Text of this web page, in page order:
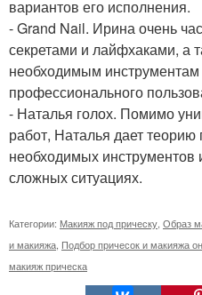
вариантов его исполнения.
- Grand Nail. Ирина очень
секретами и лайфхаками, а
необходимым
профессионального
- Наталья голох. Помимо
работ, Наталья дает
необходимых инструментов
сложных ситуациях.
Категории: Макияж под прическу Образ
и макияжа Подбор причесок и макияжа
макияж прическа